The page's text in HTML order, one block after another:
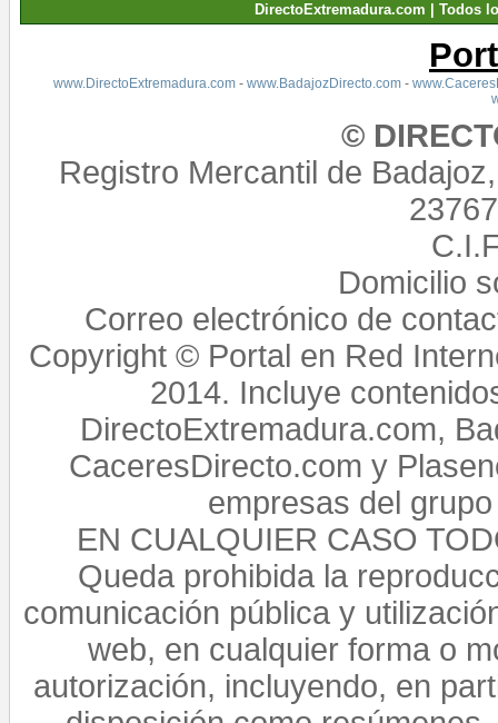
DirectoExtremadura.com | Todos
www.DirectoExtremadura.com- www.BadajozDirecto.com-
©
Registro Mercantil de
Domicilio
Correo electrónico de
Copyright © Portal en Red
2014. Incluye
DirectoExtremadura.com,
CaceresDirecto.com y
empresas del
EN CUALQUIER CASO
Queda prohibida la
comunicación pública y
web, en cualquier forma o
autorización, incluyendo, en